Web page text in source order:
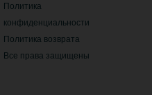
Политика
конфиденциальности
Политика возврата
Все права защищены